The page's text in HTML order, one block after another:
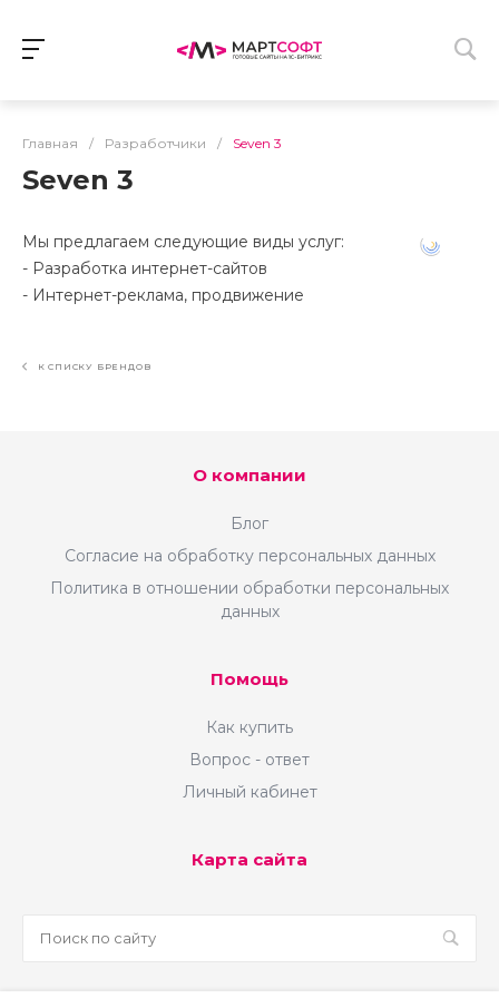
Главная / Разработчики / Seven 3
Seven 3
Мы предлагаем следующие виды услуг:
- Разработка интернет-сайтов
- Интернет-реклама, продвижение
К СПИСКУ БРЕНДОВ
О компании
Блог
Согласие на обработку персональных данных
Политика в отношении обработки персональных
данных
Помощь
Как купить
Вопрос - ответ
Личный кабинет
Карта сайта